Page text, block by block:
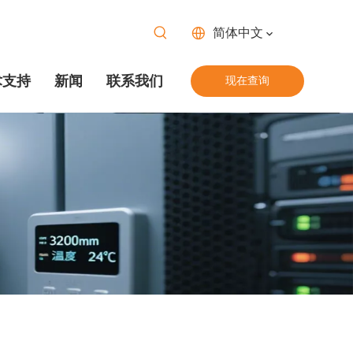
简体中文
持 新闻 联系我们 现在查询